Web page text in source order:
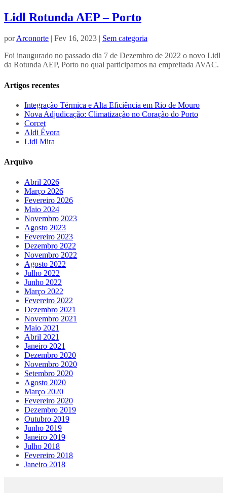
Lidl Rotunda AEP – Porto
porArconorte | Fev 16, 2023 | Sem categoria
Foi inaugurado no passado dia 7 de Dezembro de 2022 o novo Lidl
da Rotunda AEP, Porto no qual participamos na empreitada AVAC.
Artigos recentes
Integração Térmica e Alta Eficiência em Rio de Mouro
Nova Adjudicação: Climatização no Coração do Porto
Corcet
Aldi Évora
Lidl Mira
Arquivo
Abril 2026
Março 2026
Fevereiro 2026
Maio 2024
Novembro 2023
Agosto 2023
Fevereiro 2023
Dezembro 2022
Novembro 2022
Agosto 2022
Julho 2022
Junho 2022
Março 2022
Fevereiro 2022
Dezembro 2021
Novembro 2021
Maio 2021
Abril 2021
Janeiro 2021
Dezembro 2020
Novembro 2020
Setembro 2020
Agosto 2020
Março 2020
Fevereiro 2020
Dezembro 2019
Outubro 2019
Junho 2019
Janeiro 2019
Julho 2018
Fevereiro 2018
Janeiro 2018